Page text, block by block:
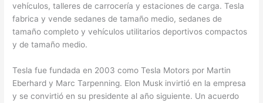
vehículos, talleres de carrocería y estaciones de carga. Tesla
fabrica y vende sedanes de tamaño medio, sedanes de
tamaño completo y vehículos utilitarios deportivos compactos
y de tamaño medio.
Tesla fue fundada en 2003 como Tesla Motors por Martin
Eberhard y Marc Tarpenning. Elon Musk invirtió en la empresa
y se convirtió en su presidente al año siguiente. Un acuerdo